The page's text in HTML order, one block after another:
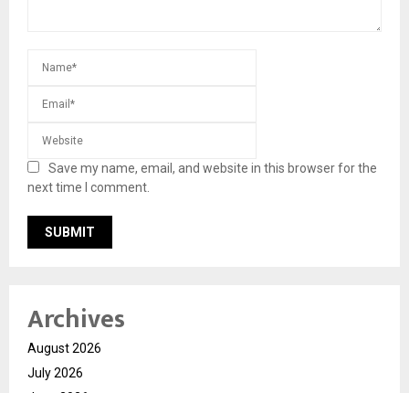
Save my name, email, and website in this browser for the
next time I comment.
Archives
August 2026
July 2026